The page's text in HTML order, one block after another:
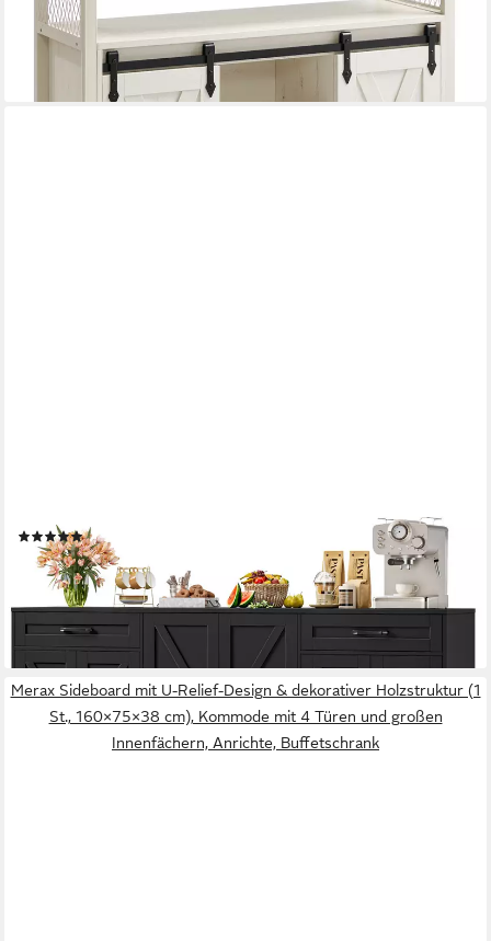
-42%
lieferbar - in 4-5 Werktagen bei dir
+1
(1)
205,99 € UVP299,99 €
-31%
lieferbar - in 6-7 Werktagen bei dir
Merax Sideboard mit U-Relief-Design & dekorativer Holzstruktur (1
St., 160×75×38 cm), Kommode mit 4 Türen und großen
Innenfächern, Anrichte, Buffetschrank